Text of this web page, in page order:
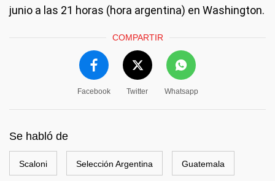
junio a las 21 horas (hora argentina) en Washington.
COMPARTIR
Facebook Twitter Whatsapp
Se habló de
Scaloni Selección Argentina Guatemala